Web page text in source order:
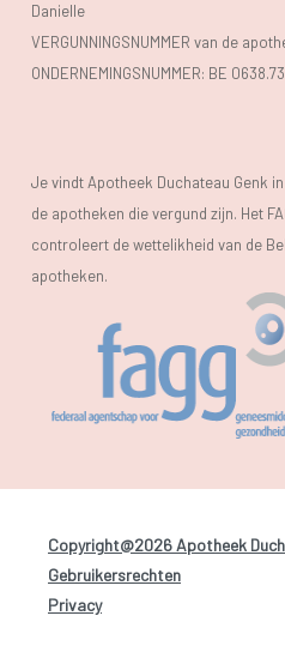
Danielle
VERGUNNINGSNUMMER van de
ONDERNEMINGSNUMMER: BE
Je vindt Apotheek Duchateau Genk in
de apotheken die vergund zijn. Het
controleert de wettelikheid van de
apotheken.
Copyright@2026 Apotheek
Gebruikersrechten
Privacy